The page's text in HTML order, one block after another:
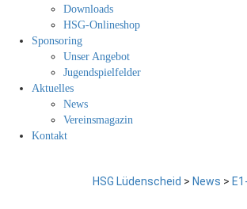
Downloads
HSG-Onlineshop
Sponsoring
Unser Angebot
Jugendspielfelder
Aktuelles
News
Vereinsmagazin
Kontakt
HSG Lüdenscheid > News >